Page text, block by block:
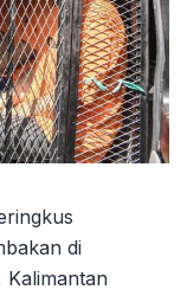
di
Kalimantan